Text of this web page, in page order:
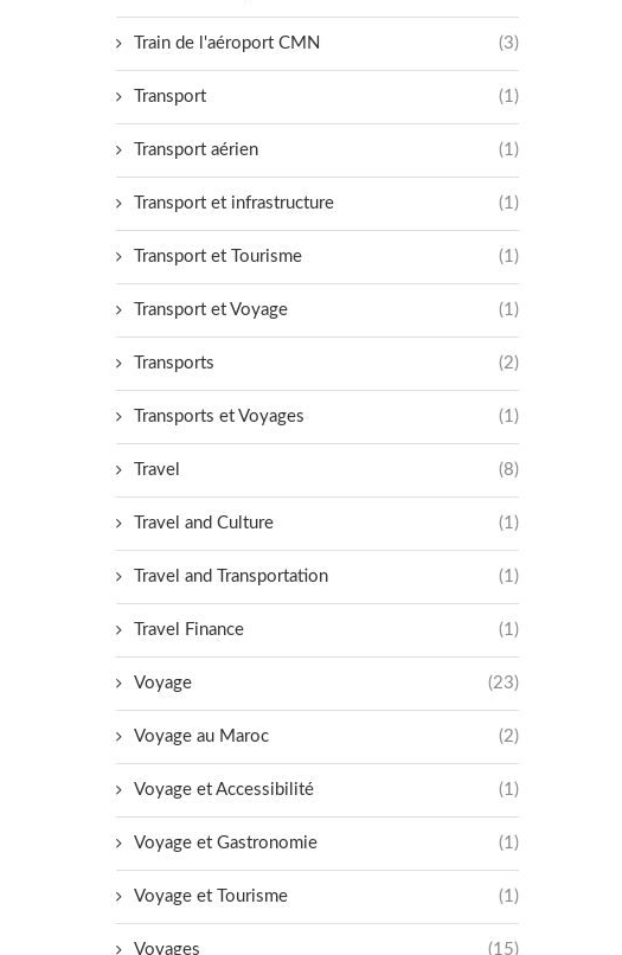
Train de l'aéroport CMN (3)
Transport (1)
Transport aérien (1)
Transport et infrastructure (1)
Transport et Tourisme (1)
Transport et Voyage (1)
Transports (2)
Transports et Voyages (1)
Travel (8)
Travel and Culture (1)
Travel and Transportation (1)
Travel Finance (1)
Voyage (23)
Voyage au Maroc (2)
Voyage et Accessibilité (1)
Voyage et Gastronomie (1)
Voyage et Tourisme (1)
Voyages (15)